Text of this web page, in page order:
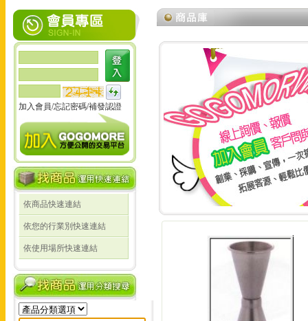
加入會員/忘記密碼/補發認證
依商品快速連結
依您的行業別快速連結
依使用場所快速連結
線上詢價 創業 採購
線上詢價 創業 採購 宣傳 一次搞定!